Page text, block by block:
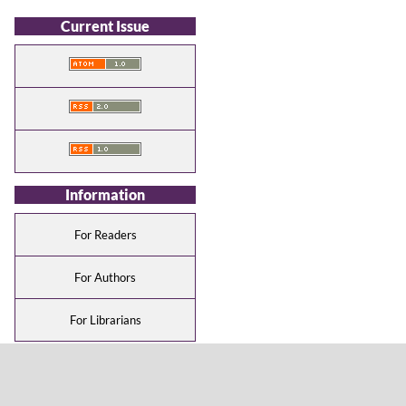
Current Issue
Information
For Readers
For Authors
For Librarians